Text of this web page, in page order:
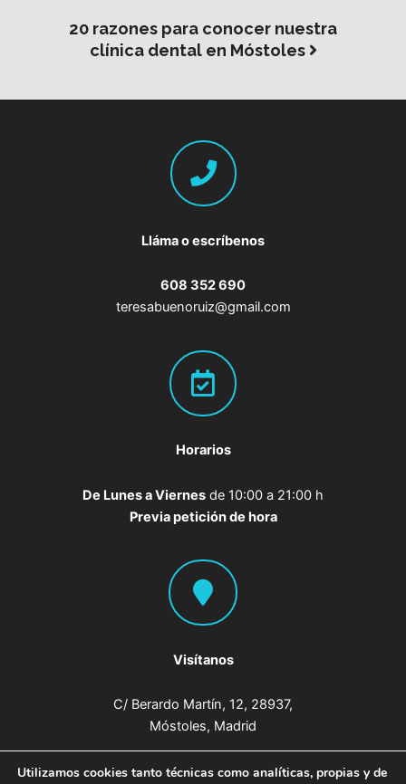
20 razones para conocer nuestra
clínica dental en Móstoles
Lláma o escríbenos
608 352 690
teresabuenoruiz@gmail.com
Horarios
De Lunes a Viernes de 10:00 a 21:00 h
Previa petición de hora
Visítanos
C/ Berardo Martín, 12, 28937,
Móstoles, Madrid
Utilizamos cookies tanto técnicas como analíticas, propias y de